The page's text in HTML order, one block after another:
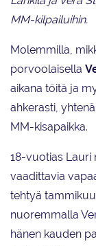
MM-kilpailuihin.
Molemmilla,
porvoolaisella
aikana töitä ja
ahkerasti,
MM-kisapaikka.
18-vuotias Lauri
vaadittavia
tehtyä
nuoremmalla
hänen kauden